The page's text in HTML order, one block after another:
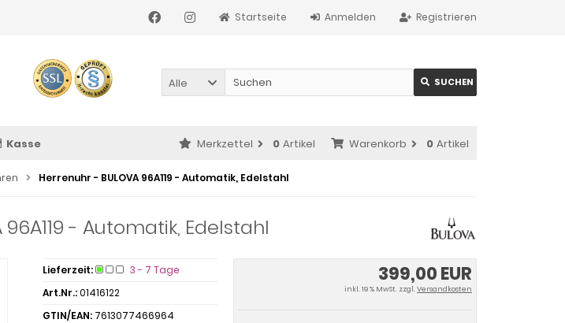
Registrieren
Anmelden
Startseite
Alle SUCHEN
Kasse Warenkorb 0 Artikel
Merkzettel 0 Artikel
Herrenuhr - BULOVA 96A119 - Automatik, Edelstahl
- Automatik, Edelstahl
399,00 EUR
inkl. 19 % MwSt. zzgl.Versandkosten
Lieferzeit:
3 - 7 Tage
Art.Nr.:01416122
GTIN/EAN: 7613077466964